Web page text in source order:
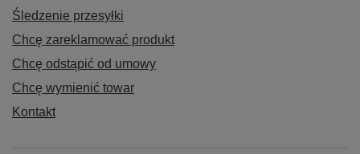
Śledzenie przesyłki
Chcę zareklamować produkt
Chcę odstąpić od umowy
Chcę wymienić towar
Kontakt